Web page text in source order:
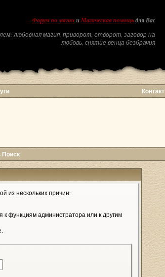
Форум по магии и Магическая помощь для Вас
любовная магия, приворот, отворот, заговор на
любовь, снятие венца безбрачия
Контакт
Поиск
из нескольких причин:
функциям администратора или к другим